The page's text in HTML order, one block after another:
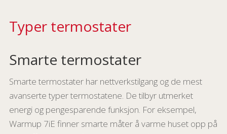
Typer termostater
Smarte termostater
Smarte termostater har nettverkstilgang og de mest
avanserte typer termostatene. De tilbyr utmerket
energi og pengesparende funksjon. For eksempel,
Warmup 7iE finner smarte måter å varme huset opp på